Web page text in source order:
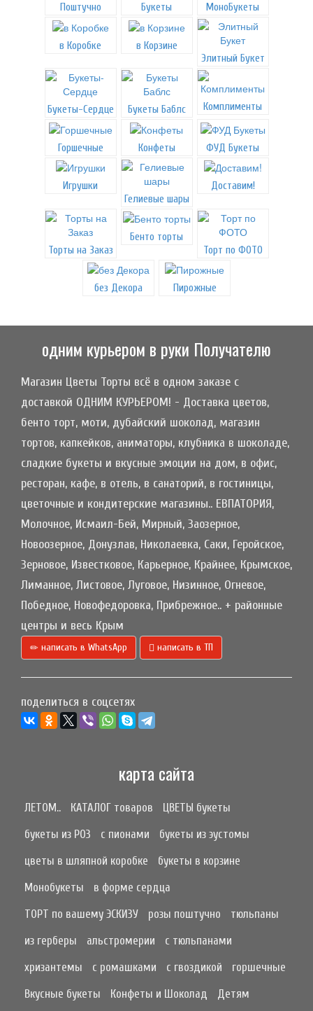
Поштучно Букеты МоноБукеты
в Коробке
в Корзине
Элитный Букет
Букеты-Сердце Букеты Баблс Комплименты
Горшечные Конфеты ФУД Букеты
Игрушки
Гелиевые шары
Доставим!
Торты на Заказ
Бенто торты
Торт по ФОТО
без Декора Пирожные
одним курьером в руки Получателю
Магазин Цветы Торты всё в одном заказе с
доставкой ОДНИМ КУРЬЕРОМ! - Доставка цветов,
бенто торт, моти, дубайский шоколад, магазин
тортов, капкейков, аниматоры, клубника в шоколаде,
сладкие букеты и вкусные эмоции на дом, в офис,
ресторан, кафе, в отель, в санаторий, в гостиницы,
цветочные и кондитерские магазины.. ЕВПАТОРИЯ,
Молочное, Исмаил-Бей, Мирный, Заозерное,
Новоозерное, Донузлав, Николаевка, Саки, Геройское,
Зерновое, Известковое, Карьерное, Крайнее, Крымское,
Лиманное, Листовое, Луговое, Низинное, Огневое,
Победное, Новофедоровка, Прибрежное.. + районные
центры и весь Крым
написать в WhatsApp написать в ТП
поделиться в соцсетях
карта сайта
ЛЕТОМ.. КАТАЛОГ товаров
ЦВЕТЫ букеты
букеты из РОЗ
с пионами
букеты из эустомы
цветы в шляпной коробке
букеты в корзине
Монобукеты
в форме сердца
ТОРТ по вашему ЭСКИЗУ
розы поштучно
тюльпаны
из герберы
альстромерии
с тюльпанами
хризантемы
с ромашками с гвоздикой
горшечные
Вкусные букеты
Конфеты и Шоколад
Детям